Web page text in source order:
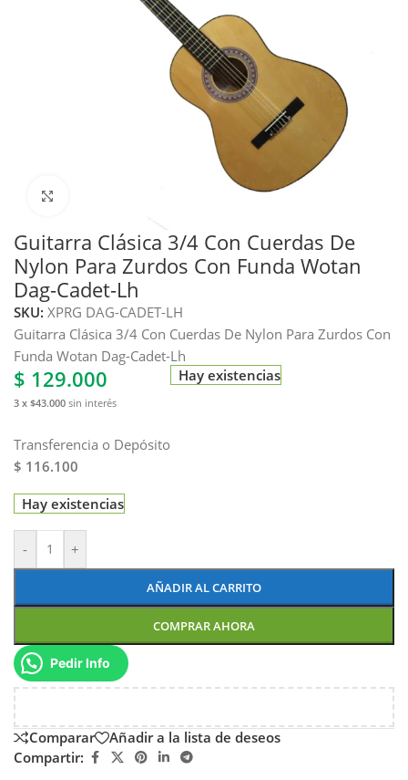
Guitarra Clásica 3/4 Con Cuerdas De
Nylon Para Zurdos Con Funda Wotan
Dag-Cadet-Lh
SKU: XPRG DAG-CADET-LH
Guitarra Clásica 3/4 Con Cuerdas De Nylon Para Zurdos Con
Funda Wotan Dag-Cadet-Lh
$ 129.000
3 x $43.000 sin interés
Transferencia o Depósito
$ 116.100
Hay existencias
Hay existencias
- +
AÑADIR AL CARRITO
COMPRAR AHORA
Pedir Info
Comparar
Añadir a la lista de deseos
Compartir: